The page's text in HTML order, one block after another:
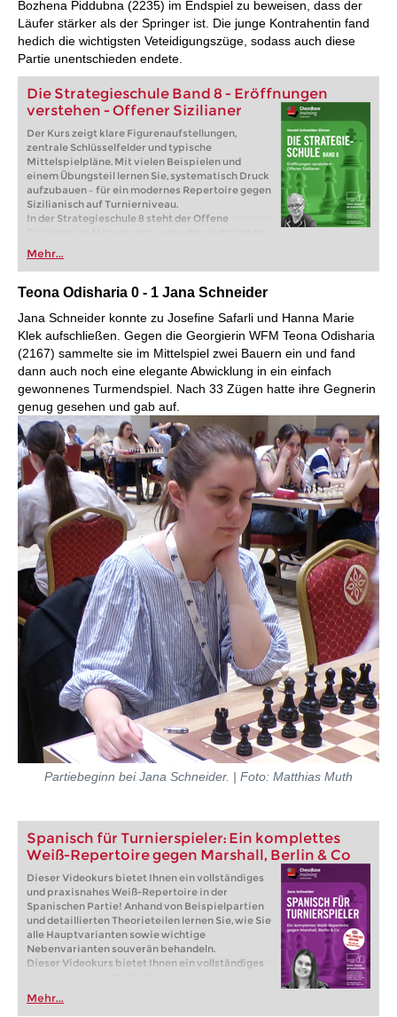
Bozhena Piddubna (2235) im Endspiel zu beweisen, dass der
Läufer stärker als der Springer ist. Die junge Kontrahentin fand
hedich die wichtigsten Veteidigungszüge, sodass auch diese
Partie unentschieden endete.
Die Strategieschule Band 8 - Eröffnungen
verstehen - Offener Sizilianer
Der Kurs zeigt klare Figurenaufstellungen,
zentrale Schlüsselfelder und typische
Mittelspielpläne. Mit vielen Beispielen und
einem Übungsteil lernen Sie, systematisch Druck
aufzubauen – für ein modernes Repertoire gegen
Sizilianisch auf Turnierniveau.
In der Strategieschule 8 steht der Offene
Schach. Statt Varianten bis ins letzte Detail
auswendig zu lernen, vermittelt dieser Kurs
einen praxisnahen Zugang: Hauptvarianten
und mit gesundem Selbstvertrauen ans Brett
gehen. Ziel ist es, strategisches Verständnis und
taktische Schlagkraft zu entwickeln, nicht bloß
Theorie zu reproduzieren.
Kostenloses Beispielvideo:Einführung
Kostenloses Beispielvideo:Figurenopfer auf d5
Mehr...
Teona Odisharia 0 - 1 Jana Schneider
Jana Schneider konnte zu Josefine Safarli und Hanna Marie
Klek aufschließen. Gegen die Georgierin WFM Teona Odisharia
(2167) sammelte sie im Mittelspiel zwei Bauern ein und fand
dann auch noch eine elegante Abwicklung in ein einfach
gewonnenes Turmendspiel. Nach 33 Zügen hatte ihre Gegnerin
genug gesehen und gab auf.
Partiebeginn bei Jana Schneider. | Foto: Matthias Muth
Spanisch für Turnierspieler: Ein komplettes
Weiß-Repertoire gegen Marshall, Berlin & Co
Dieser Videokurs bietet Ihnen ein vollständiges
und praxisnahes Weiß-Repertoire in der
Spanischen Partie! Anhand von Beispielpartien
und detaillierten Theorieteilen lernen Sie, wie Sie
alle Hauptvarianten sowie wichtige
Nebenvarianten souverän behandeln.
Dieser Videokurs bietet Ihnen ein vollständiges
Spanischen Partie! Anhand von Beispielpartien
und detaillierten Theorieteilen lernen Sie, wie Sie
Mehr...